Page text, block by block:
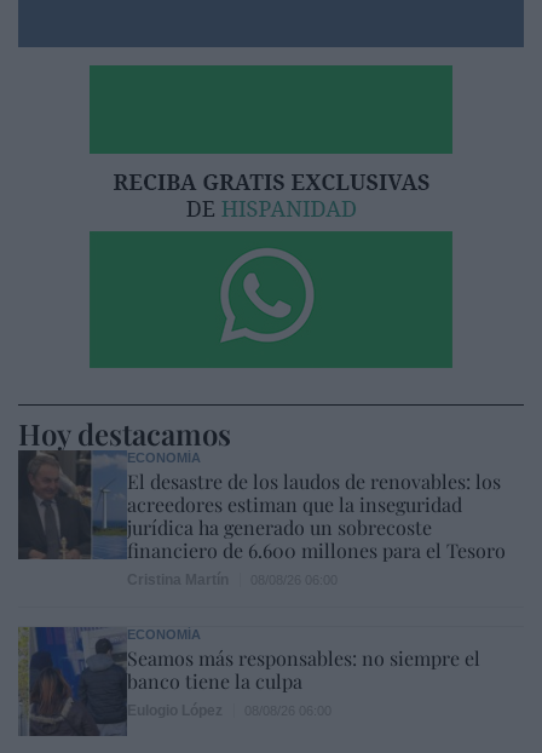
Hoy destacamos
ECONOMÍA
El desastre de los laudos de renovables: los
acreedores estiman que la inseguridad
jurídica ha generado un sobrecoste
financiero de 6.600 millones para el Tesoro
ECONOMÍA
Seamos más responsables: no siempre el
banco tiene la culpa